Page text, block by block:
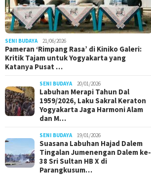
SENI BUDAYA 21/06/2026
Pameran ‘Rimpang Rasa’ di Kiniko Galeri:
Kritik Tajam untuk Yogyakarta yang
Katanya Pusat …
SENI BUDAYA 20/01/2026
Labuhan Merapi Tahun Dal
1959/2026, Laku Sakral Keraton
Yogyakarta Jaga Harmoni Alam
dan M…
SENI BUDAYA 19/01/2026
Suasana Labuhan Hajad Dalem
Tingalan Jumenengan Dalem ke-
38 Sri Sultan HB X di
Parangkusum…